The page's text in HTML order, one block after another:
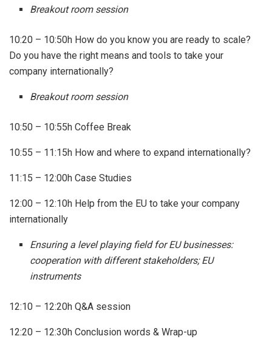
Breakout room session
10:20 – 10:50h How do you know you are ready to scale?
Do you have the right means and tools to take your
company internationally?
Breakout room session
10:50 – 10:55h Coffee Break
10:55 – 11:15h How and where to expand internationally?
11:15 – 12:00h Case Studies
12:00 – 12:10h Help from the EU to take your company
internationally
Ensuring a level playing field for EU businesses:
cooperation with different stakeholders; EU
instruments
12:10 – 12:20h Q&A session
12:20 – 12:30h Conclusion words & Wrap-up